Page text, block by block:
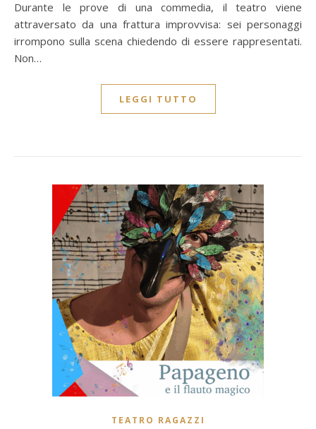
Durante le prove di una commedia, il teatro viene
attraversato da una frattura improvvisa: sei personaggi
irrompono sulla scena chiedendo di essere rappresentati.
Non…
LEGGI TUTTO
TEATRO RAGAZZI